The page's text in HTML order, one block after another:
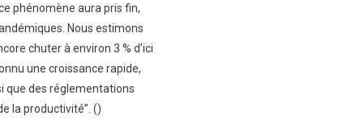
phénomène aura pris fin,
Nous estimons
chuter à environ 3 % d’ici
une croissance rapide,
que des réglementations
la productivité”. ()